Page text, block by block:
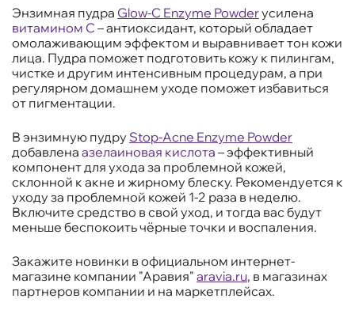
Энзимная пудра Glow-C Enzyme Powderусилена
витамином С – антиоксидант, который обладает
омолаживающим эффектом и выравнивает тон кожи
лица. Пудра поможет подготовить кожу к пилингам,
чистке и другим интенсивным процедурам, а при
регулярном домашнем уходе поможет избавиться
от пигментации.
В энзимную пудру Stop-Acne Enzyme Powder
добавлена азелаиновая кислота – эффективный
компонент для ухода за проблемной кожей,
склонной к акне и жирному блеску. Рекомендуется к
уходу за проблемной кожей 1-2 раза в неделю.
Включите средство в свой уход, и тогда вас будут
меньше беспокоить чёрные точки и воспаления.
Закажите новинки в официальном интернет-
магазине компании "Аравия" aravia.ru, в магазинах
партнеров компании и на маркетплейсах.